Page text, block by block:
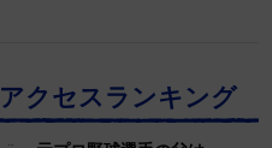
アクセスランキング